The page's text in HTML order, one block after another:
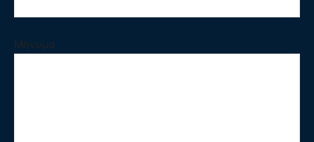
Μηνυμα